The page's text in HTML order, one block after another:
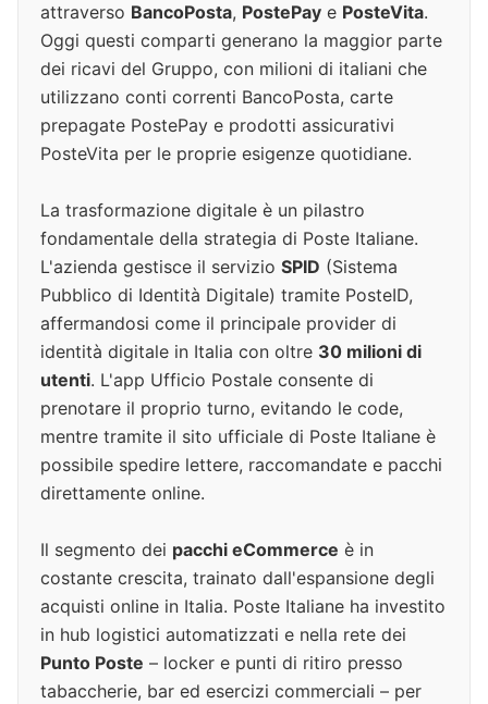
attraverso BancoPosta, PostePay e PosteVita.
Oggi questi comparti generano la maggior parte
dei ricavi del Gruppo, con milioni di italiani che
utilizzano conti correnti BancoPosta, carte
prepagate PostePay e prodotti assicurativi
PosteVita per le proprie esigenze quotidiane.
La trasformazione digitale è un pilastro
fondamentale della strategia di Poste Italiane.
L'azienda gestisce il servizio SPID (Sistema
Pubblico di Identità Digitale) tramite PosteID,
affermandosi come il principale provider di
identità digitale in Italia con oltre 30 milioni di
utenti. L'app Ufficio Postale consente di
prenotare il proprio turno, evitando le code,
mentre tramite il sito ufficiale di Poste Italiane è
possibile spedire lettere, raccomandate e pacchi
direttamente online.
Il segmento dei pacchi eCommerce è in
costante crescita, trainato dall'espansione degli
acquisti online in Italia. Poste Italiane ha investito
in hub logistici automatizzati e nella rete dei
Punto Poste – locker e punti di ritiro presso
tabaccherie, bar ed esercizi commerciali – per